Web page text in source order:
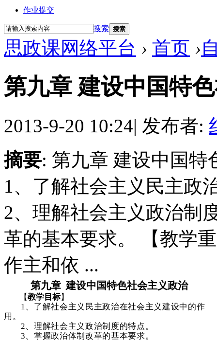
作业提交
搜索 搜索
思政课网络平台 › 首页 ›
第九章 建设中国特
2013-9-20 10:24| 发布者:
摘要: 第九章 建设中国特
1、了解社会主义民主政
2、理解社会主义政治制
革的基本要求。 【教学
作主和依 ...
第九章 建设中国特色社会主义政治
【教学目标】
1 、了解社会主义民主政治在社会主义建设中的作
用。
2、理解社会主义政治制度的特点。
3、掌握政治体制改革的基本要求。